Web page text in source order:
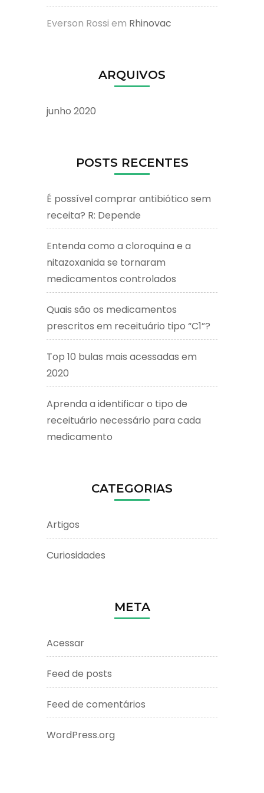
Everson Rossi em Rhinovac
ARQUIVOS
junho 2020
POSTS RECENTES
É possível comprar antibiótico sem
receita? R: Depende
Entenda como a cloroquina e a
nitazoxanida se tornaram
medicamentos controlados
Quais são os medicamentos
prescritos em receituário tipo “C1”?
Top 10 bulas mais acessadas em
2020
Aprenda a identificar o tipo de
receituário necessário para cada
medicamento
CATEGORIAS
Artigos
Curiosidades
META
Acessar
Feed de posts
Feed de comentários
WordPress.org